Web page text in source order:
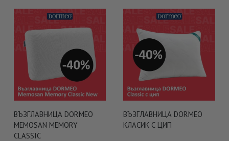
ВЪЗГЛАВНИЦА DORMEO
MEMOSAN MEMORY
CLASSIC
ВЪЗГЛАВНИЦА DORMEO
КЛАСИК С ЦИП